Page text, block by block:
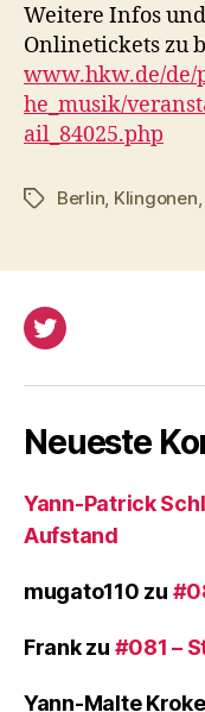
Weitere Infos
Onlinetickets zu
www.hkw.de/de/
he_musik/
ail_84025.php
Schlagwörter
Berlin Klingonen
Twitter
Neueste
Yann-Patrick
Aufstand
mugato110 zu
Frankzu #081 –
Yann-Malte Kroke